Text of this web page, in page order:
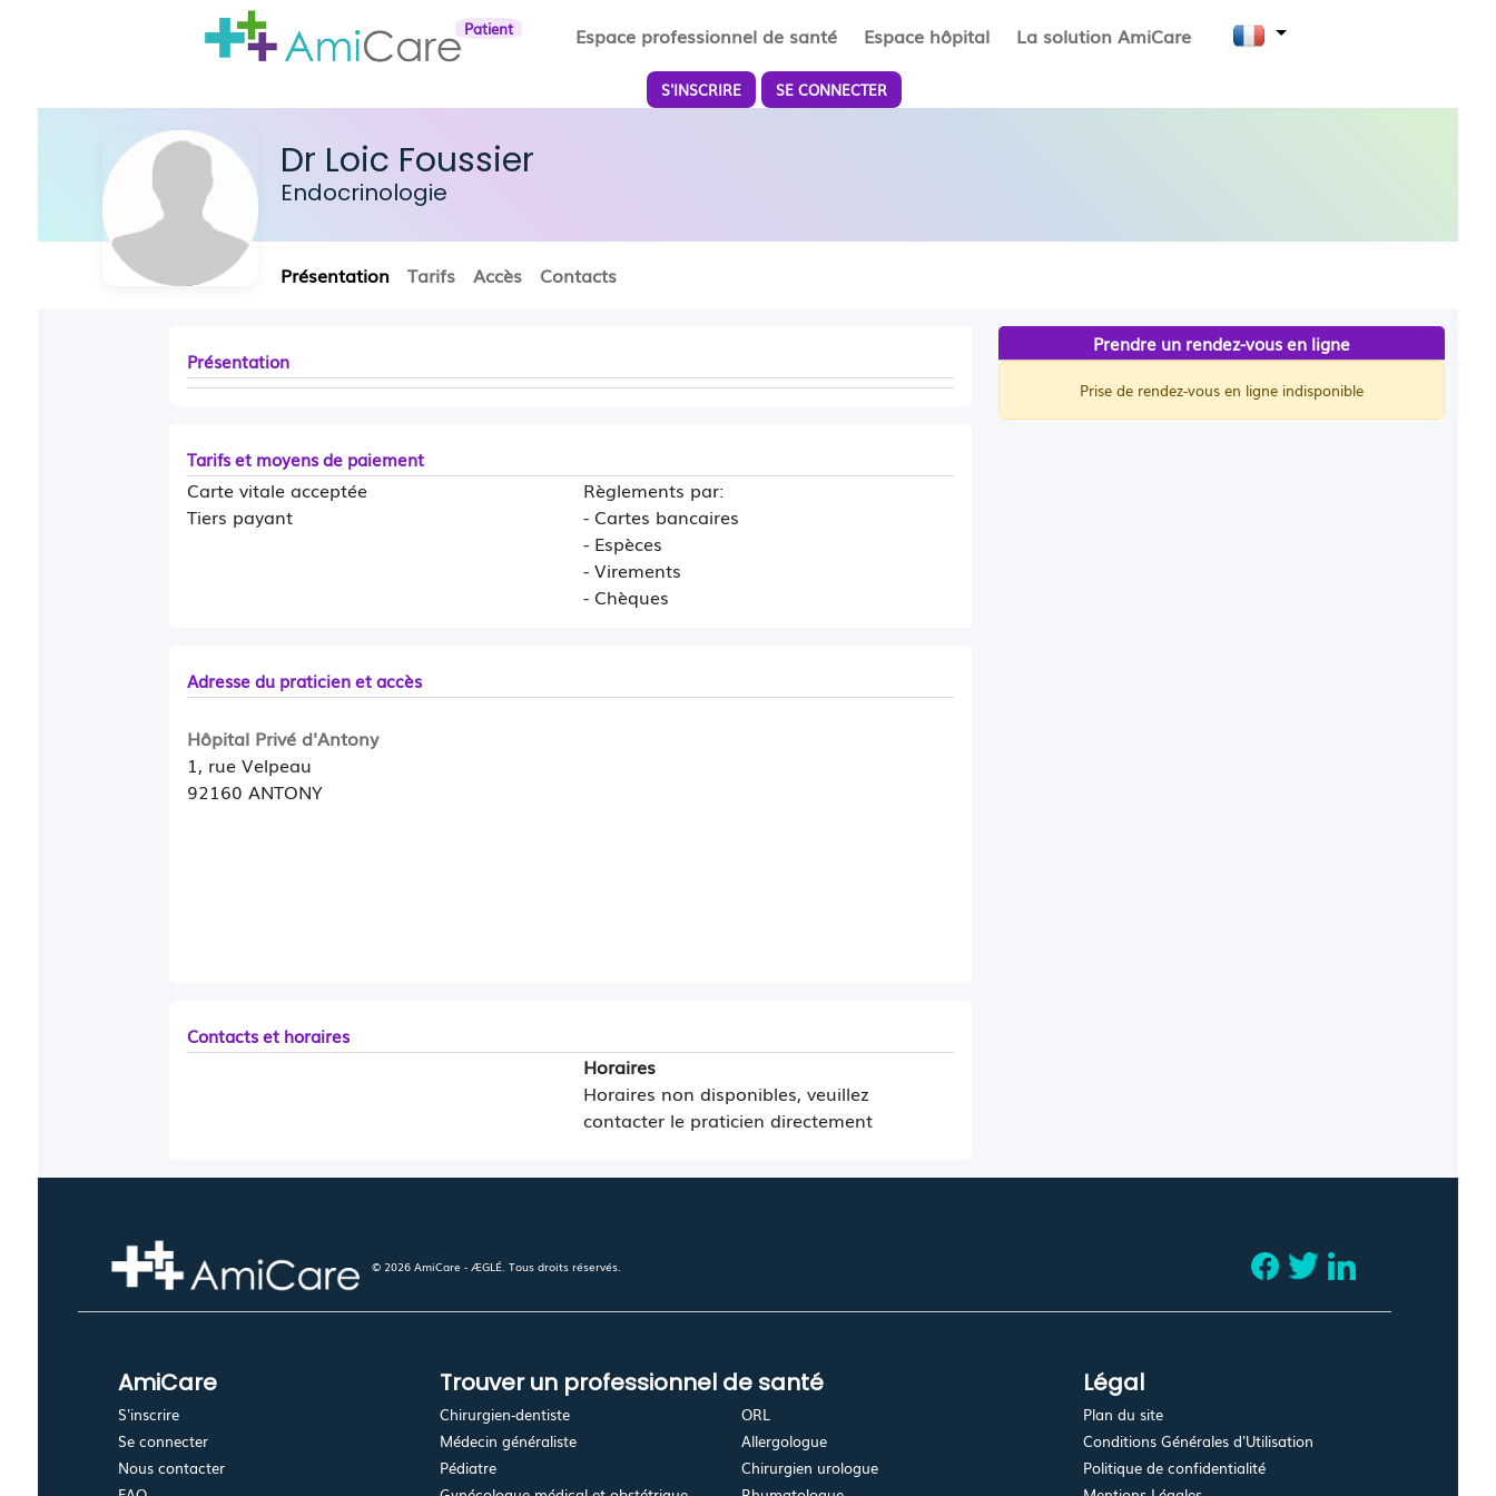
Patient Espace professionnel de santé Espace hôpital La solution AmiCare
S'INSCRIRE SE CONNECTER
Dr Loic Foussier
Endocrinologie
Présentation Tarifs Accès Contacts
Présentation
Tarifs et moyens de paiement
Carte vitale acceptée
Tiers payant
Règlements par:
- Cartes bancaires
- Espèces
- Virements
- Chèques
Adresse du praticien et accès
Hôpital Privé d'Antony
1, rue Velpeau
92160 ANTONY
Contacts et horaires
Horaires
Horaires non disponibles, veuillez
contacter le praticien directement
Prendre un rendez-vous en ligne
Prise de rendez-vous en ligne indisponible
© 2026 AmiCare - ÆGLÉ. Tous droits réservés.
AmiCare
S'inscrire
Se connecter
Nous contacter
Trouver un professionnel de santé
Chirurgien-dentiste
Médecin généraliste
Pédiatre
ORL
Allergologue
Chirurgien urologue
Légal
Plan du site
Conditions Générales d'Utilisation
Politique de confidentialité